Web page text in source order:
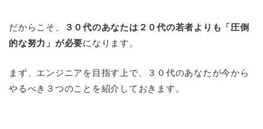
だからこそ、
３０代のあなたは２０代の若者よりも「圧倒
的な努力」が必要になります。
まず、エンジニアを目指す上で、３０代のあなたが今から
やるべき３つのことを紹介しておきます。